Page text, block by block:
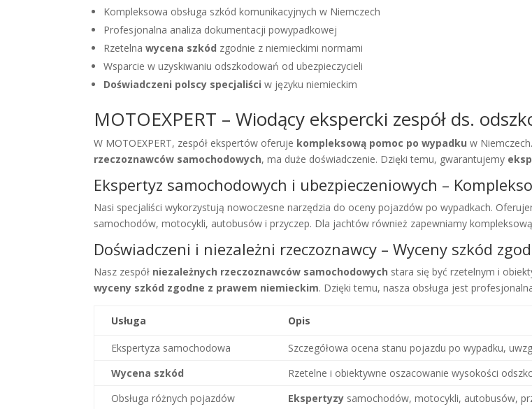
Kompleksowa obsługa szkód komunikacyjnych w Niemczech
Profesjonalna analiza dokumentacji powypadkowej
Rzetelnawycena szkód zgodnie z niemieckimi normami
Wsparcie w uzyskiwaniu odszkodowań od ubezpieczycieli
Doświadczeni polscy specjaliści w języku niemieckim
MOTOEXPERT – Wiodący ekspercki zespół ds.
W MOTOEXPERT, zespół ekspertów oferuje kompleksową pomoc po wypadku w
rzeczoznawców samochodowych, ma duże doświadczenie. Dzięki temu, gwarantujemy
Ekspertyz samochodowych i ubezpieczeniowych –
Nasi specjaliści wykorzystują nowoczesne narzędzia do oceny pojazdów po wypadkach.
samochodów, motocykli, autobusów i przyczep. Dla jachtów również zapewniamy
Doświadczeni i niezależni rzeczoznawcy – Wyceny szkód
Nasz zespół niezależnych rzeczoznawców samochodowych stara się być rzetelnym i
wyceny szkód zgodne z prawem niemieckim. Dzięki temu, nasza obsługa jest
Usługa Opis
Ekspertyza samochodowa
Szczegółowa ocena stanu pojazdu po wypadku,
Wycena szkód
Rzetelne i obiektywne oszacowanie wysokości
Obsługa różnych pojazdów
Ekspertyzy samochodów, motocykli, autobusów,